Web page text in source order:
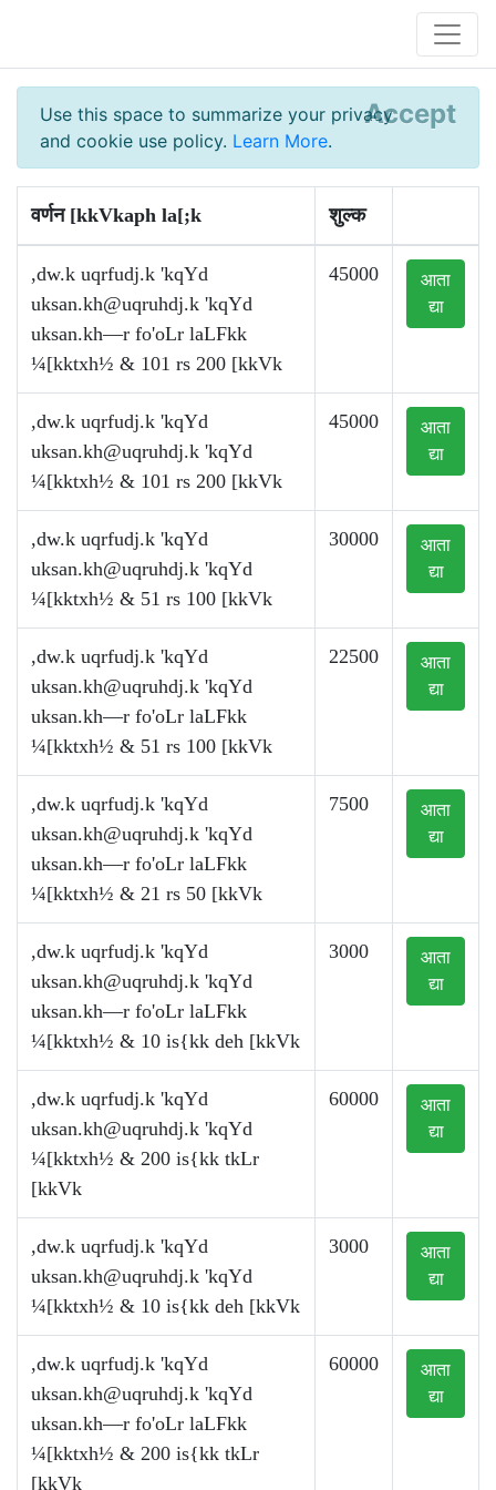
Use this space to summarize your privacy
and cookie use policy. Learn More.
Accept
वर्णन [kkVkaph la[;k शुल्क
,dw.k uqrfudj.k 'kqYd
uksan.kh@uqruhdj.k 'kqYd
uksan.kh—r fo'oLr laLFkk
¼[kktxh½ & 101 rs 200 [kkVk
45000
आता
द्या
,dw.k uqrfudj.k 'kqYd
uksan.kh@uqruhdj.k 'kqYd
¼[kktxh½ & 101 rs 200 [kkVk
45000
आता
द्या
,dw.k uqrfudj.k 'kqYd
uksan.kh@uqruhdj.k 'kqYd
¼[kktxh½ & 51 rs 100 [kkVk
30000
आता
द्या
,dw.k uqrfudj.k 'kqYd
uksan.kh@uqruhdj.k 'kqYd
uksan.kh—r fo'oLr laLFkk
¼[kktxh½ & 51 rs 100 [kkVk
22500
आता
द्या
,dw.k uqrfudj.k 'kqYd
uksan.kh@uqruhdj.k 'kqYd
uksan.kh—r fo'oLr laLFkk
¼[kktxh½ & 21 rs 50 [kkVk
7500
आता
द्या
,dw.k uqrfudj.k 'kqYd
uksan.kh@uqruhdj.k 'kqYd
uksan.kh—r fo'oLr laLFkk
¼[kktxh½ & 10 is{kk deh [kkVk
3000
आता
द्या
,dw.k uqrfudj.k 'kqYd
uksan.kh@uqruhdj.k 'kqYd
¼[kktxh½ & 200 is{kk tkLr
[kkVk
60000
आता
द्या
,dw.k uqrfudj.k 'kqYd
uksan.kh@uqruhdj.k 'kqYd
¼[kktxh½ & 10 is{kk deh [kkVk
3000
आता
द्या
,dw.k uqrfudj.k 'kqYd
uksan.kh@uqruhdj.k 'kqYd
uksan.kh—r fo'oLr laLFkk
¼[kktxh½ & 200 is{kk tkLr
[kkVk
60000
आता
द्या